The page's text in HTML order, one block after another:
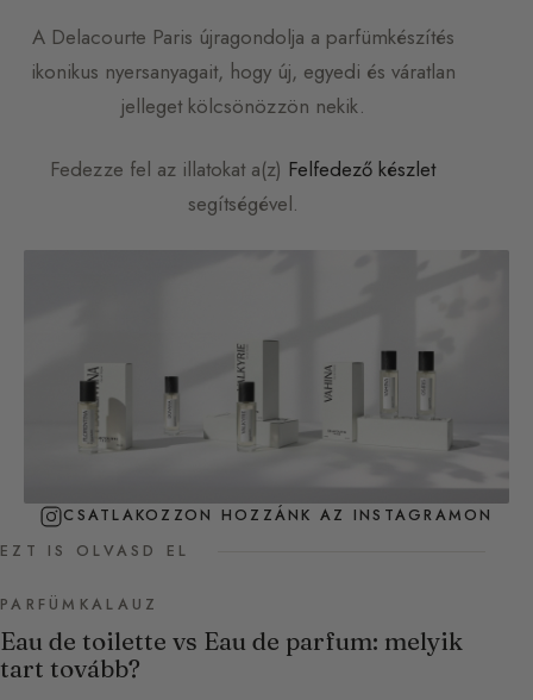
A Delacourte Paris újragondolja a parfümkészítés
ikonikus nyersanyagait, hogy új, egyedi és váratlan
jelleget kölcsönözzön nekik.
Fedezze fel az illatokat a(z) Felfedező készlet
segítségével.
CSATLAKOZZON HOZZÁNK AZ INSTAGRAMON
EZT IS OLVASD EL
PARFÜMKALAUZ
Eau de toilette vs Eau de parfum: melyik
tart tovább?